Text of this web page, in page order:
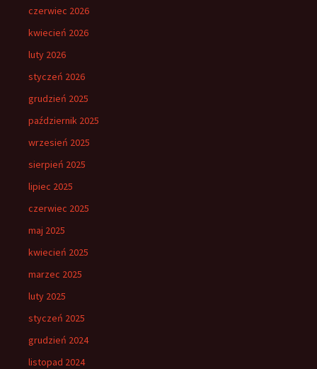
czerwiec 2026
kwiecień 2026
luty 2026
styczeń 2026
grudzień 2025
październik 2025
wrzesień 2025
sierpień 2025
lipiec 2025
czerwiec 2025
maj 2025
kwiecień 2025
marzec 2025
luty 2025
styczeń 2025
grudzień 2024
listopad 2024